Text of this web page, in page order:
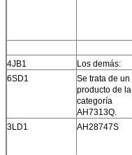
4JB1
Los demás:
6SD1
Se trata de un
producto de la
categoría
AH7313Q.
3LD1 AH28747S